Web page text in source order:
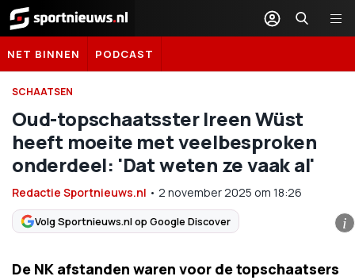
Sportnieuws.nl
NET BINNEN PODCAST
SCHAATSEN
Oud-topschaatsster Ireen Wüst
heeft moeite met veelbesproken
onderdeel: 'Dat weten ze vaak al'
Redactie Sportnieuws.nl • 2 november 2025 om 18:26
Volg Sportnieuws.nl op Google Discover i
De NK afstanden waren voor de topschaatsers